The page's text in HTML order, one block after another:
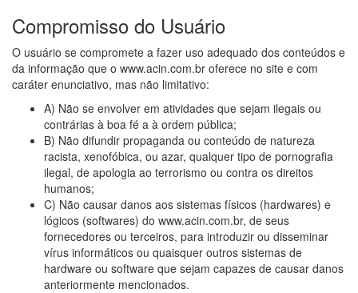
Compromisso do Usuário
O usuário se compromete a fazer uso adequado dos conteúdos e
da informação que o www.acin.com.br oferece no site e com
caráter enunciativo, mas não limitativo:
A) Não se envolver em atividades que sejam ilegais ou
contrárias à boa fé a à ordem pública;
B) Não difundir propaganda ou conteúdo de natureza
racista, xenofóbica, ou azar, qualquer tipo de pornografia
ilegal, de apologia ao terrorismo ou contra os direitos
humanos;
C) Não causar danos aos sistemas físicos (hardwares) e
lógicos (softwares) do www.acin.com.br, de seus
fornecedores ou terceiros, para introduzir ou disseminar
vírus informáticos ou quaisquer outros sistemas de
hardware ou software que sejam capazes de causar danos
anteriormente mencionados.